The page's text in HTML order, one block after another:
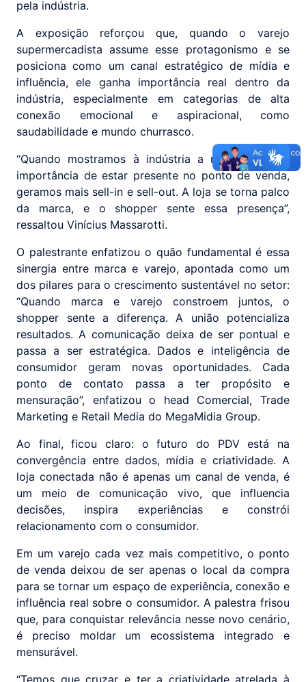
pela indústria.
A exposição reforçou que, quando o varejo
supermercadista assume esse protagonismo e se
posiciona como um canal estratégico de mídia e
influência, ele ganha importância real dentro da
indústria, especialmente em categorias de alta
conexão emocional e aspiracional, como
saudabilidade e mundo churrasco.
“Quando mostramos à indústria a relevância e a
importância de estar presente no ponto de venda,
geramos mais sell-in e sell-out. A loja se torna palco
da marca, e o shopper sente essa presença”,
ressaltou Vinícius Massarotti.
O palestrante enfatizou o quão fundamental é essa
sinergia entre marca e varejo, apontada como um
dos pilares para o crescimento sustentável no setor:
“Quando marca e varejo constroem juntos, o
shopper sente a diferença. A união potencializa
resultados. A comunicação deixa de ser pontual e
passa a ser estratégica. Dados e inteligência de
consumidor geram novas oportunidades. Cada
ponto de contato passa a ter propósito e
mensuração”, enfatizou o head Comercial, Trade
Marketing e Retail Media do MegaMidia Group.
Ao final, ficou claro: o futuro do PDV está na
convergência entre dados, mídia e criatividade. A
loja conectada não é apenas um canal de venda, é
um meio de comunicação vivo, que influencia
decisões, inspira experiências e constrói
relacionamento com o consumidor.
Em um varejo cada vez mais competitivo, o ponto
de venda deixou de ser apenas o local da compra
para se tornar um espaço de experiência, conexão e
influência real sobre o consumidor. A palestra frisou
que, para conquistar relevância nesse novo cenário,
é preciso moldar um ecossistema integrado e
mensurável.